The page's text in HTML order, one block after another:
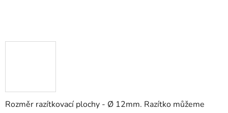
Rozměr razítkovací plochy - Ø 12mm. Razítko můžeme